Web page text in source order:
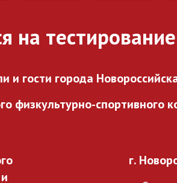
на тестирование
и гости города
физкультурно-спортивного
г.